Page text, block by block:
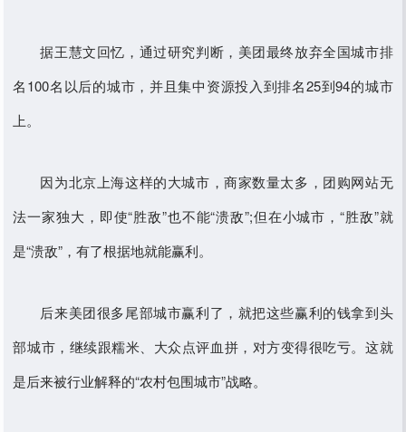
据王慧文回忆，通过研究判断，美团最终放弃全国城市排
名100名以后的城市，并且集中资源投入到排名25到94的城市
上。
因为北京上海这样的大城市，商家数量太多，团购网站无
法一家独大，即使“胜敌”也不能“溃敌”;但在小城市，“胜敌”就
是“溃敌”，有了根据地就能赢利。
后来美团很多尾部城市赢利了，就把这些赢利的钱拿到头
部城市，继续跟糯米、大众点评血拼，对方变得很吃亏。这就
是后来被行业解释的“农村包围城市”战略。